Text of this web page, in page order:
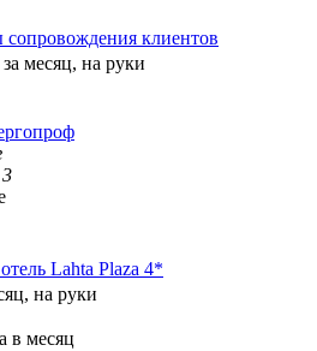
клиентов
за месяц, на руки
3
Lahta Plaza 4*
на руки
в месяц